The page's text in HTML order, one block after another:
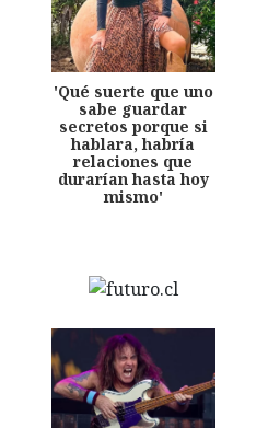
'Qué suerte que uno
sabe guardar
secretos porque si
hablara, habría
relaciones que
durarían hasta hoy
mismo'